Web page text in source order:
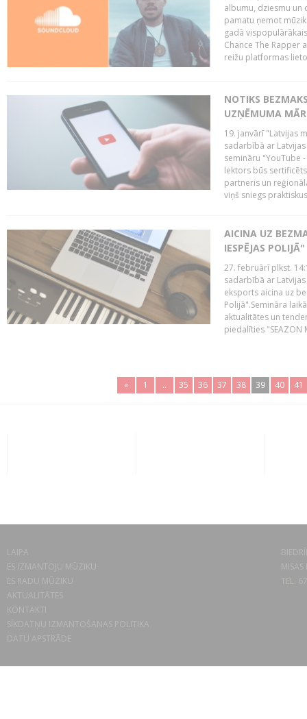
albumu, dziesmu un
pamatu ņemot
gadā
Chance The Rapper
reižu platformas
NOTIKS
UZŅĒMUMA
19. janvārī "Latvijas
sadarbībā ar
semināru "YouTube
lektors būs
partneris un
viņš sniegs
AICINA UZ
IESPĒJAS POLIJĀ"
27. februārī plkst.
sadarbībā ar
eksports aicina uz
Polijā".Semināra
aktualitātes un
piedalīties "SEAZON
« 1 .. 35 36 37 38 39 40 41
LAIPA
ES IZMANTOJU MŪZIKU
ES RADU MŪZIKU
AKTUALITĀTES
KONTAKTI
SĪKDATŅU IZMANTOŠANAS POLITIKA
DATU APSTRĀDE
TEL.